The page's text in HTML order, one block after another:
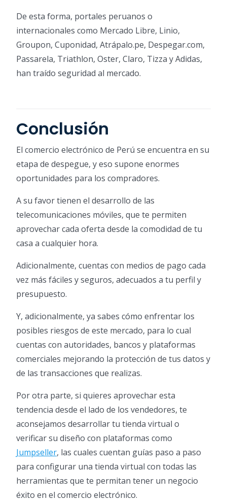
De esta forma, portales peruanos o
internacionales como Mercado Libre, Linio,
Groupon, Cuponidad, Atrápalo.pe, Despegar.com,
Passarela, Triathlon, Oster, Claro, Tizza y Adidas,
han traído seguridad al mercado.
Conclusión
El comercio electrónico de Perú se encuentra en su
etapa de despegue, y eso supone enormes
oportunidades para los compradores.
A su favor tienen el desarrollo de las
telecomunicaciones móviles, que te permiten
aprovechar cada oferta desde la comodidad de tu
casa a cualquier hora.
Adicionalmente, cuentas con medios de pago cada
vez más fáciles y seguros, adecuados a tu perfil y
presupuesto.
Y, adicionalmente, ya sabes cómo enfrentar los
posibles riesgos de este mercado, para lo cual
cuentas con autoridades, bancos y plataformas
comerciales mejorando la protección de tus datos y
de las transacciones que realizas.
Por otra parte, si quieres aprovechar esta
tendencia desde el lado de los vendedores, te
aconsejamos desarrollar tu tienda virtual o
verificar su diseño con plataformas como
Jumpseller, las cuales cuentan guías paso a paso
para configurar una tienda virtual con todas las
herramientas que te permitan tener un negocio
éxito en el comercio electrónico.